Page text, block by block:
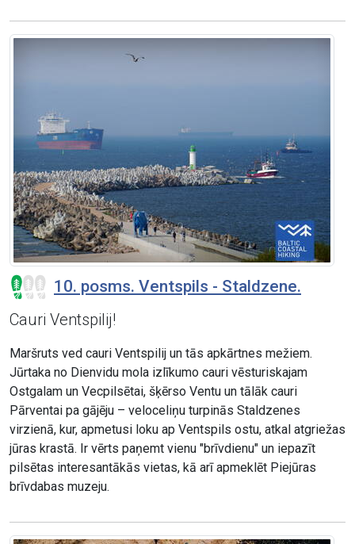
10. posms. Ventspils - Staldzene.
Cauri Ventspilij!
Maršruts ved cauri Ventspilij un tās apkārtnes mežiem.
Jūrtaka no Dienvidu mola izlīkumo cauri vēsturiskajam
Ostgalam un Vecpilsētai, šķērso Ventu un tālāk cauri
Pārventai pa gājēju – veloceliņu turpinās Staldzenes
virzienā, kur, apmetusi loku ap Ventspils ostu, atkal atgriežas
jūras krastā. Ir vērts paņemt vienu "brīvdienu" un iepazīt
pilsētas interesantākās vietas, kā arī apmeklēt Piejūras
brīvdabas muzeju.